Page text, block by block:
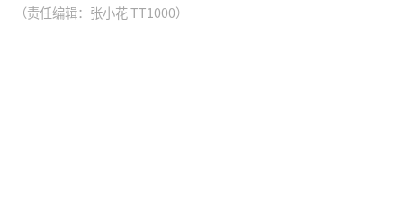
（责任编辑：张小花 TT1000）